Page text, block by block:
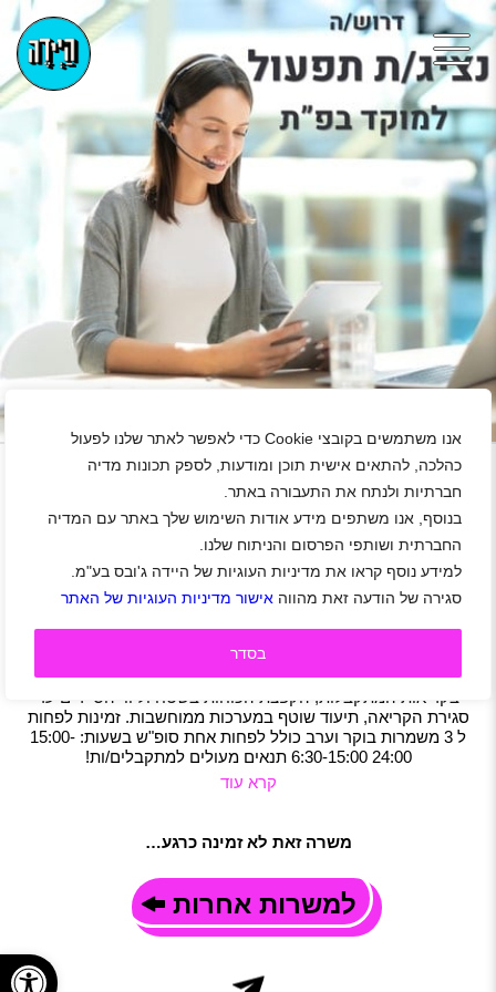
אנו משתמשים בקובצי Cookie כדי לאפשר לאתר שלנו לפעול
כהלכה, להתאים אישית תוכן ומודעות, לספק תכונות מדיה
חברתיות ולנתח את התעבורה באתר.
בנוסף, אנו משתפים מידע אודות השימוש שלך באתר עם המדיה
החברתית ושותפי הפרסום והניתוח שלנו.
למידע נוסף קראו את מדיניות העוגיות של היידה ג'ובס בע"מ.
סגירה של הודעה זאת מהווה אישור מדיניות העוגיות של האתר
בסדר
+
למוקד מבצעי בפתח תקווה דרוש/ה נציג/ת תפעול –
מתאים לסטודנטים
אזור מרכז| אור יהודה|גבעתיים|גני תקווה|הוד השרון|
כפר סבא|פתח תקווה|קריית אונו |ראש העין|רמת גן|שוהם
|אבטחה|שירות לקוחות|מוקד|משרה מלאה|משמרות
תיאור משרה
במסגרת התפקיד: טיפול מקיף, מהיר ואפקטיבי מקצה לקצה
בקריאות המתקבלות, הקפצת הכוחות בשטח וליווי הסיירים עד
סגירת הקריאה, תיעוד שוטף במערכות ממוחשבות. זמינות לפחות
ל 3 משמרות בוקר וערב כולל לפחות אחת סופ"ש בשעות: 15:00-
24:00 6:30-15:00 תנאים מעולים למתקבלים/ות!
קרא עוד
משרה זאת לא זמינה כרגע…
למשרות אחרות